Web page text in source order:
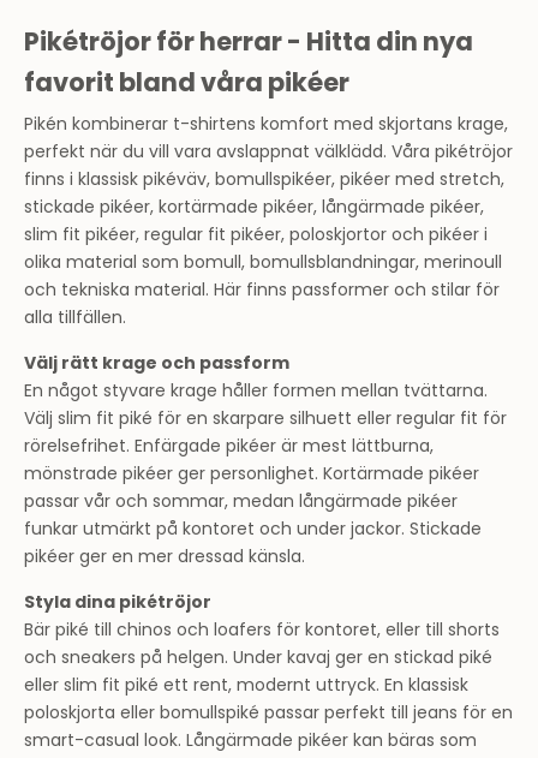
Pikétröjor för herrar - Hitta din nya
favorit bland våra pikéer
Pikén kombinerar t-shirtens komfort med skjortans krage,
perfekt när du vill vara avslappnat välklädd. Våra pikétröjor
finns i klassisk pikéväv, bomullspikéer, pikéer med stretch,
stickade pikéer, kortärmade pikéer, långärmade pikéer,
slim fit pikéer, regular fit pikéer, poloskjortor och pikéer i
olika material som bomull, bomullsblandningar, merinoull
och tekniska material. Här finns passformer och stilar för
alla tillfällen.
Välj rätt krage och passform
En något styvare krage håller formen mellan tvättarna.
Välj slim fit piké för en skarpare silhuett eller regular fit för
rörelsefrihet. Enfärgade pikéer är mest lättburna,
mönstrade pikéer ger personlighet. Kortärmade pikéer
passar vår och sommar, medan långärmade pikéer
funkar utmärkt på kontoret och under jackor. Stickade
pikéer ger en mer dressad känsla.
Styla dina pikétröjor
Bär piké till chinos och loafers för kontoret, eller till shorts
och sneakers på helgen. Under kavaj ger en stickad piké
eller slim fit piké ett rent, modernt uttryck. En klassisk
poloskjorta eller bomullspiké passar perfekt till jeans för en
smart-casual look. Långärmade pikéer kan bäras som